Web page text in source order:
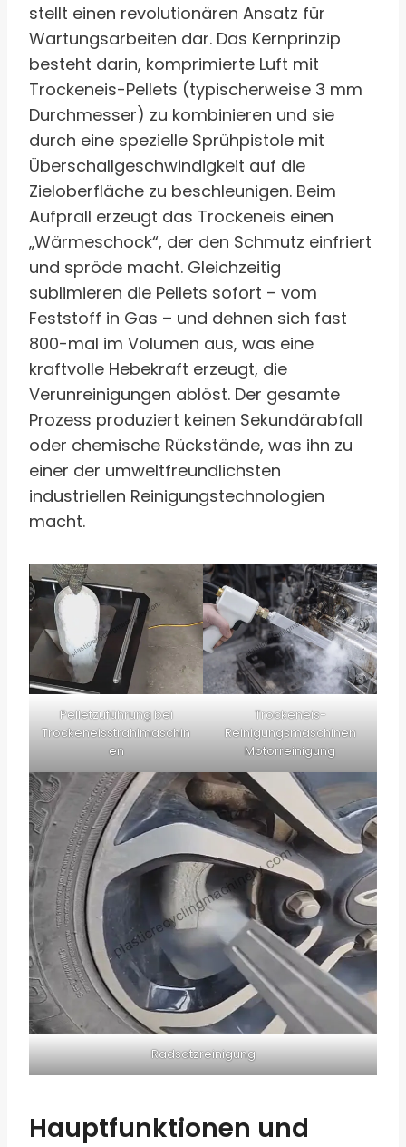
stellt einen revolutionären Ansatz für
Wartungsarbeiten dar. Das Kernprinzip
besteht darin, komprimierte Luft mit
Trockeneis-Pellets (typischerweise 3 mm
Durchmesser) zu kombinieren und sie
durch eine spezielle Sprühpistole mit
Überschallgeschwindigkeit auf die
Zieloberfläche zu beschleunigen. Beim
Aufprall erzeugt das Trockeneis einen
„Wärmeschock“, der den Schmutz einfriert
und spröde macht. Gleichzeitig
sublimieren die Pellets sofort – vom
Feststoff in Gas – und dehnen sich fast
800-mal im Volumen aus, was eine
kraftvolle Hebekraft erzeugt, die
Verunreinigungen ablöst. Der gesamte
Prozess produziert keinen Sekundärabfall
oder chemische Rückstände, was ihn zu
einer der umweltfreundlichsten
industriellen Reinigungstechnologien
macht.
Pelletzuführung bei
Trockeneisstrahlmaschin
en
Trockeneis-
Reinigungsmaschinen
Motorreinigung
Radsatzreinigung
Hauptfunktionen und